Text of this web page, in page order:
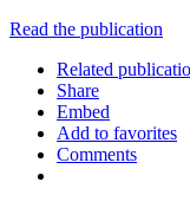
Read the publication
Related
Share
Embed
Add to favorites
Comments